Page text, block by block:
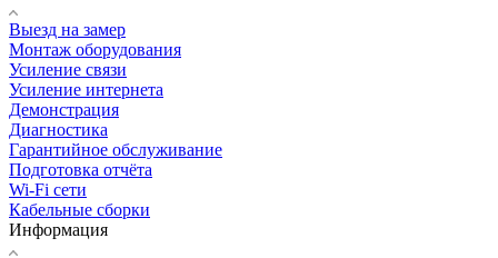
Выезд на замер
Монтаж оборудования
Усиление связи
Усиление интернета
Демонстрация
Диагностика
Гарантийное обслуживание
Подготовка отчёта
Wi-Fi сети
Кабельные сборки
Информация